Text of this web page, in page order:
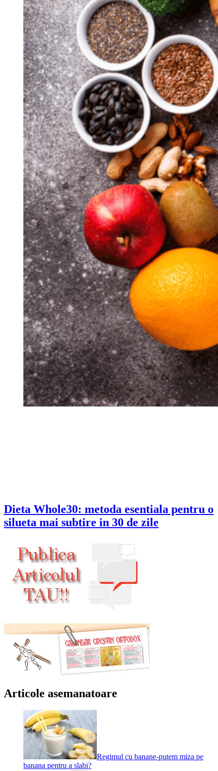
Dieta Whole30: metoda esentiala pentru o
silueta mai subtire in 30 de zile
Articole asemanatoare
Regimul cu banane-putem miza pe
banana pentru a slabi?